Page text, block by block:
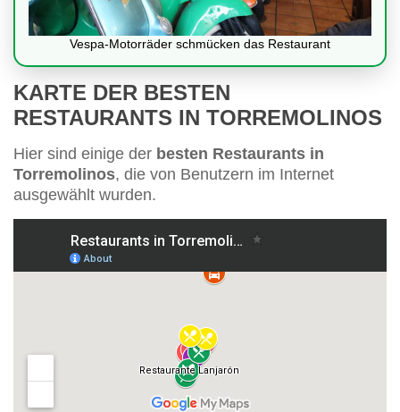
Vespa-Motorräder schmücken das Restaurant
KARTE DER BESTEN
RESTAURANTS IN TORREMOLINOS
Hier sind einige der besten Restaurants in
Torremolinos, die von Benutzern im Internet
ausgewählt wurden.